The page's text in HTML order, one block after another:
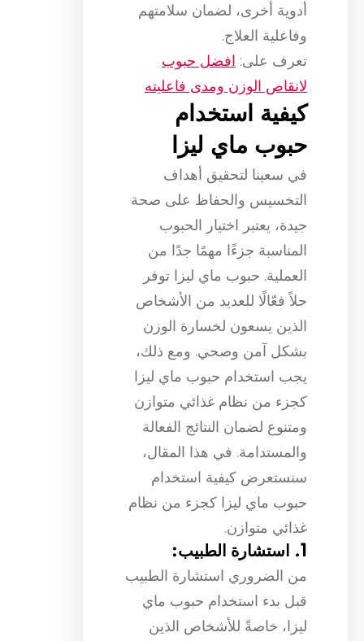
أدوية أخرى، لضمان سلامتهم
وفاعلية العلاج.
تعرف على: افضل حبوب
لانقاص الوزن ومدى فاعليته
كيفية استخدام
حبوب ماي ليزا
في سعينا لتحقيق أهداف
التخسيس والحفاظ على صحة
جيدة، يعتبر اختيار الحبوب
المناسبة جزءًا مهمًا جدًا من
العملية. حبوب ماي ليزا توفر
حلاً فعّالًا للعديد من الأشخاص
الذين يسعون لخسارة الوزن
بشكل آمن وصحي. ومع ذلك،
يجب استخدام حبوب ماي ليزا
كجزء من نظام غذائي متوازن
ومتنوع لضمان النتائج الفعالة
والمستدامة. في هذا المقال،
سنستعرض كيفية استخدام
حبوب ماي ليزا كجزء من نظام
غذائي متوازن.
1. استشارة الطبيب:
من الضروري استشارة الطبيب
قبل بدء استخدام حبوب ماي
ليزا، خاصةً للأشخاص الذين